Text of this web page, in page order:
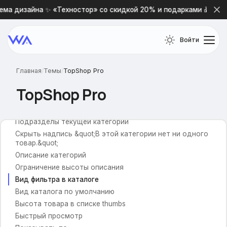
дизайна ✨ «Техностор» со скидкой 20% и подарками 🎁
Войти
Главная/Темы/TopShop Pro
TopShop Pro
Бренды
Заголовок для брендов
Логотипы брендов
Категории товаров
Изображения для категорий
Подразделы текущей категории
Скрыть надпись &quot;В этой категории нет ни одного
товар.&quot;
Описание категорий
Ограничение высоты описания
Вид фильтра в каталоге
Вид каталога по умолчанию
Высота товара в списке thumbs
Быстрый просмотр